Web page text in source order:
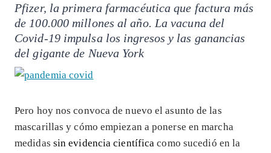
Pfizer, la primera farmacéutica que factura más
de 100.000 millones al año. La vacuna del
Covid-19 impulsa los ingresos y las ganancias
del gigante de Nueva York
Pero hoy nos convoca de nuevo el asunto de las
mascarillas y cómo empiezan a ponerse en marcha
medidas sin evidencia científica como sucedió en la